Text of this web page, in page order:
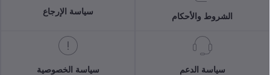
الشروط والأحكام
سياسة الإرجاع
سياسة الدعم سياسة الخصوصية